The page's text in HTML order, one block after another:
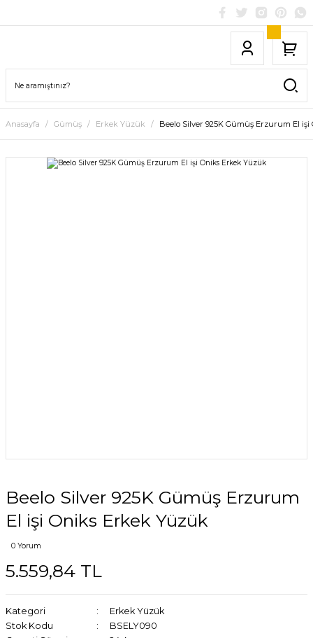
Anasayfa Gümüş Erkek Yüzük Beelo Silver 925K Gümüş Erzurum El
Beelo Silver 925K Gümüş Erzurum
El işi Oniks Erkek Yüzük
0 Yorum
5.559,84 TL
Kategori
Erkek Yüzük
Stok Kodu
BSELY090